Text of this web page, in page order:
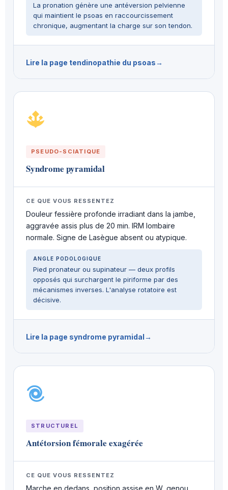
La pronation génère une antéversion pelvienne
qui maintient le psoas en raccourcissement
chronique, augmentant la charge sur son tendon.
Lire la page tendinopathie du psoas
PSEUDO-SCIATIQUE
Syndrome pyramidal
CE QUE VOUS RESSENTEZ
Douleur fessière profonde irradiant dans la jambe,
aggravée assis plus de 20 min. IRM lombaire
normale. Signe de Lasègue absent ou atypique.
ANGLE PODOLOGIQUE
Pied pronateur ou supinateur — deux profils
opposés qui surchargent le piriforme par des
mécanismes inverses. L'analyse rotatoire est
décisive.
Lire la page syndrome pyramidal
STRUCTUREL
Antétorsion fémorale exagérée
CE QUE VOUS RESSENTEZ
Marche en dedans, position assise en W, genou